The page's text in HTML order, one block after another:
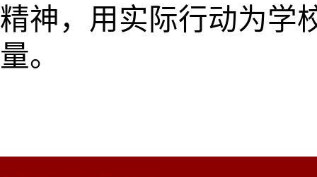
精神，用 实际行动为学
量。